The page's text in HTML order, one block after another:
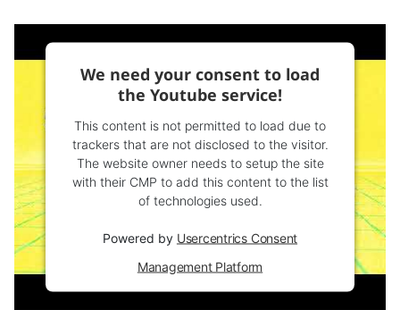
We need your consent to load
the Youtube service!
This content is not permitted to load due to
trackers that are not disclosed to the visitor.
The website owner needs to setup the site
with their CMP to add this content to the list
of technologies used.
Powered by Usercentrics Consent
Management Platform